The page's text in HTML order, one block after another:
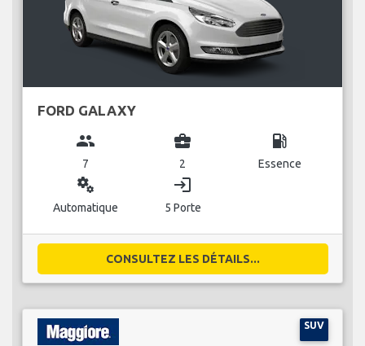
FORD GALAXY
group
7
business_center
2
local_gas_station
Essence
miscellaneous_services
Automatique
login
5 Porte
CONSULTEZ LES DÉTAILS...
SUV